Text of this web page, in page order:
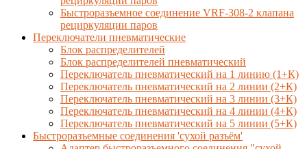
Быстроразъемное соединение VRF-308-2 клапана
рециркуляции паров
Переключатели пневматические
Блок распределителей
Блок распределителей пневматический
Переключатель пневматический на 1 линию (1+К)
Переключатель пневматический на 2 линии (2+К)
Переключатель пневматический на 3 линии (3+К)
Переключатель пневматический на 4 линии (4+К)
Переключатель пневматический на 5 линии (5+К)
Быстроразъемные соединения 'сухой разъём'